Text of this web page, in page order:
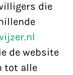
die
de website
tot alle